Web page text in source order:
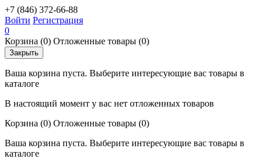
+7 (846) 372-66-88
Войти Регистрация
0
Корзина (0) Отложенные товары (0)
Закрыть
Ваша корзина пуста. Выберите интересующие вас товары в
каталоге
В настоящий момент у вас нет отложенных товаров
Корзина (0) Отложенные товары (0)
Ваша корзина пуста. Выберите интересующие вас товары в
каталоге